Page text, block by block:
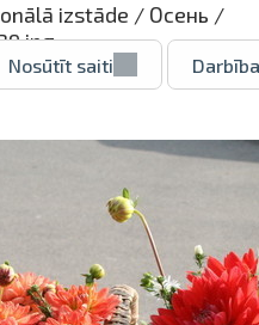
izstāde / Осень /
Nosūtīt saiti